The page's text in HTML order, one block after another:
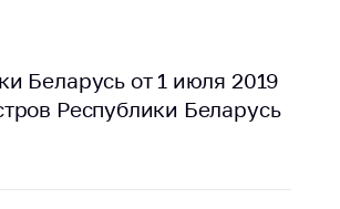
Беларусь от 1 июля 2019
Республики Беларусь